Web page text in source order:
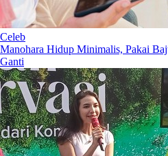
Celeb
Manohara Hidup Minimalis, Pakai
Ganti